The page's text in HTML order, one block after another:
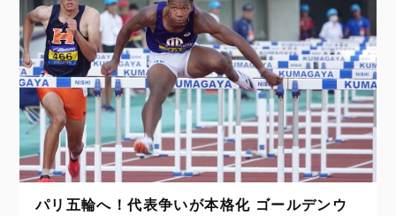
パリ五輪へ！代表争いが本格化 ゴールデンウ